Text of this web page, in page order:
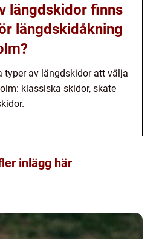
längdskidor finns
längdskidåkning
typer av längdskidor att välja
klassiska skidor, skate
inlägg här